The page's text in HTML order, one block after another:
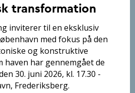
transformation
inviterer til en eksklusiv
med fokus på den
og konstruktive
har gennemgået de
30. juni 2026, kl. 17.30 -
Frederiksberg.